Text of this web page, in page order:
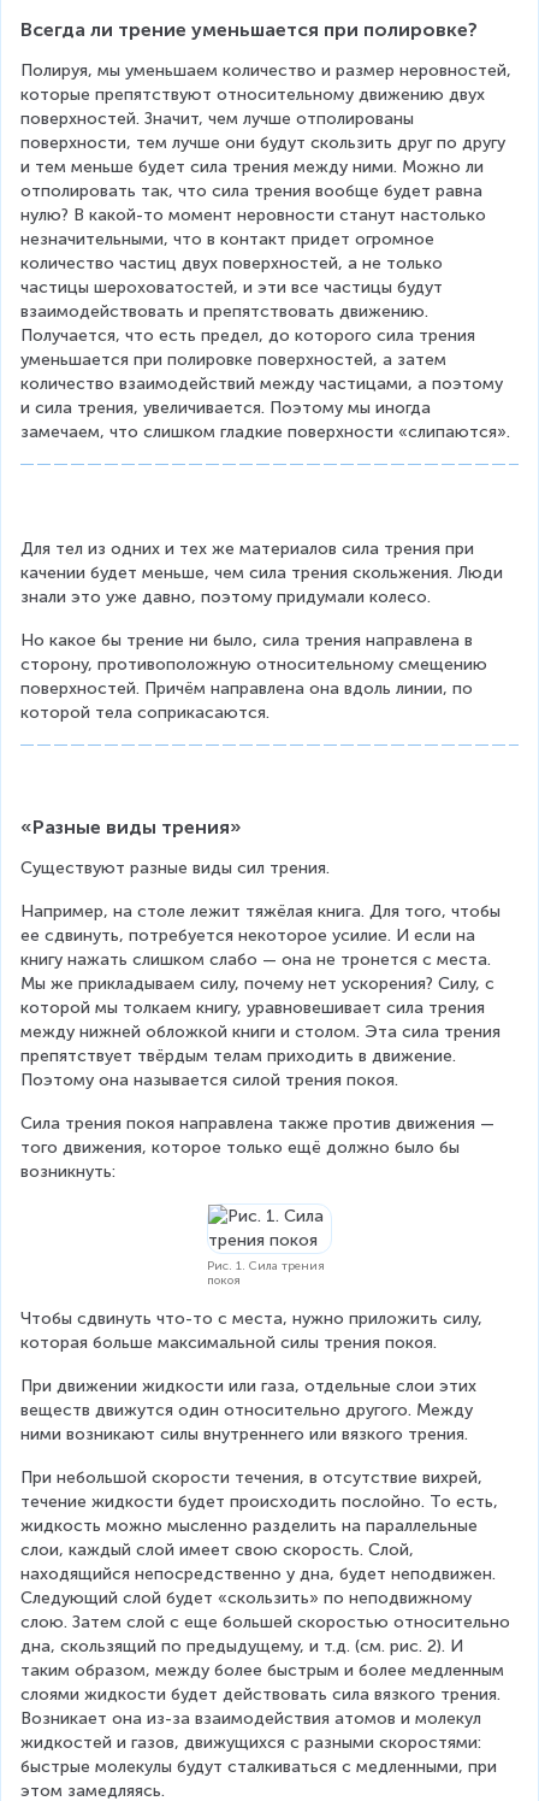
Всегда ли трение уменьшается при полировке?
Полируя, мы уменьшаем количество и размер неровностей,
которые препятствуют относительному движению двух
поверхностей. Значит, чем лучше отполированы
поверхности, тем лучше они будут скользить друг по другу
и тем меньше будет сила трения между ними. Можно ли
отполировать так, что сила трения вообще будет равна
нулю? В какой-то момент неровности станут настолько
незначительными, что в контакт придет огромное
количество частиц двух поверхностей, а не только
частицы шероховатостей, и эти все частицы будут
взаимодействовать и препятствовать движению.
Получается, что есть предел, до которого сила трения
уменьшается при полировке поверхностей, а затем
количество взаимодействий между частицами, а поэтому
и сила трения, увеличивается. Поэтому мы иногда
замечаем, что слишком гладкие поверхности «слипаются».
Для тел из одних и тех же материалов сила трения при
качении будет меньше, чем сила трения скольжения. Люди
знали это уже давно, поэтому придумали колесо.
Но какое бы трение ни было, сила трения направлена в
сторону, противоположную относительному смещению
поверхностей. Причём направлена она вдоль линии, по
которой тела соприкасаются.
«Разные виды трения»
Существуют разные виды сил трения.
Например, на столе лежит тяжёлая книга. Для того, чтобы
ее сдвинуть, потребуется некоторое усилие. И если на
книгу нажать слишком слабо — она не тронется с места.
Мы же прикладываем силу, почему нет ускорения? Силу, с
которой мы толкаем книгу, уравновешивает сила трения
между нижней обложкой книги и столом. Эта сила трения
препятствует твёрдым телам приходить в движение.
Поэтому она называется силой трения покоя.
Сила трения покоя направлена также против движения —
того движения, которое только ещё должно было бы
возникнуть:
Рис. 1. Сила трения
покоя
Чтобы сдвинуть что-то с места, нужно приложить силу,
которая больше максимальной силы трения покоя.
При движении жидкости или газа, отдельные слои этих
веществ движутся один относительно другого. Между
ними возникают силы внутреннего или вязкого трения.
При небольшой скорости течения, в отсутствие вихрей,
течение жидкости будет происходить послойно. То есть,
жидкость можно мысленно разделить на параллельные
слои, каждый слой имеет свою скорость. Слой,
находящийся непосредственно у дна, будет неподвижен.
Следующий слой будет «скользить» по неподвижному
слою. Затем слой с еще большей скоростью относительно
дна, скользящий по предыдущему, и т.д. (см. рис. 2). И
таким образом, между более быстрым и более медленным
слоями жидкости будет действовать сила вязкого трения.
Возникает она из-за взаимодействия атомов и молекул
жидкостей и газов, движущихся с разными скоростями:
быстрые молекулы будут сталкиваться с медленными, при
этом замедляясь.